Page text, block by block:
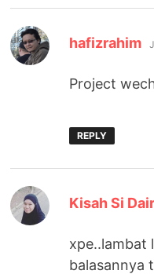
hafizrahim
Project
REPLY
Kisah Si
xpe..lambat
balasannya